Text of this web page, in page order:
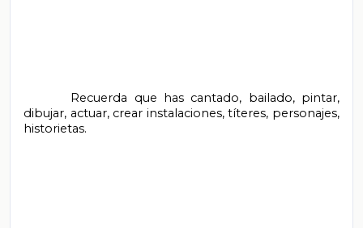
dibujar, actuar, crear instalaciones, títeres, personajes,
historietas.